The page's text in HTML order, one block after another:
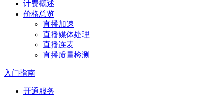
计费概述
价格总览
直播加速
直播媒体处理
直播连麦
直播质量检测
入门指南
开通服务